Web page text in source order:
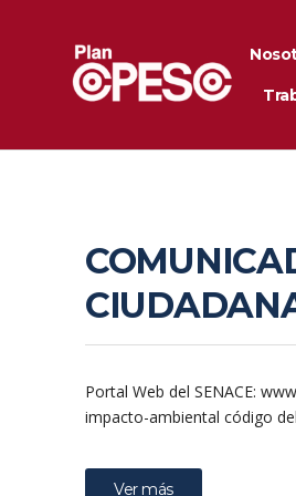
Portal Web del SENACE:
impacto-ambiental código
Ver más